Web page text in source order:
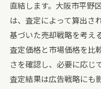
直結します。大阪市平野
は、査定によって算出さ
基づいた売却戦略を考え
査定価格と市場価格を比
さを確認し、必要に応じ
査定結果は広告戦略にも